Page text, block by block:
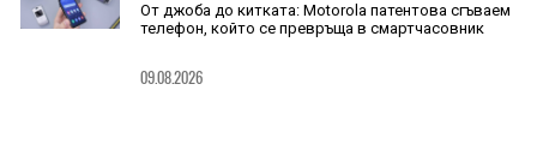
От джоба до китката: Motorola патентова сгъваем
телефон, който се превръща в смартчасовник
09.08.2026